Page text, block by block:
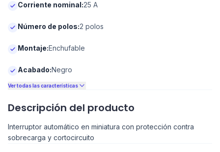
Corriente nominal:25 A
Número de polos:2 polos
Montaje:Enchufable
Acabado:Negro
Ver todas las características
Descripción del producto
Interruptor automático en miniatura con protección contra
sobrecarga y cortocircuito